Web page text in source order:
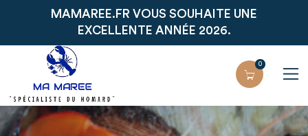
MAMAREE.FR VOUS SOUHAITE UNE
EXCELLENTE ANNÉE 2026.
0